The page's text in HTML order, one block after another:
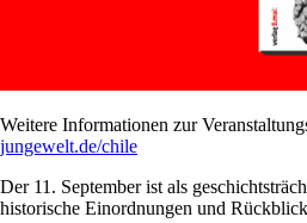
Weitere Informationen zur
jungewelt.de/chile
Der 11. September ist als
historische Einordnungen und